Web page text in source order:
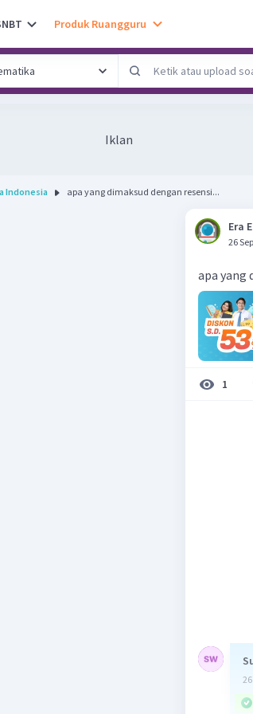
Produk Ruangguru
Iklan
Indonesia apa yang dimaksud dengan resensi...
Era E
26
apa yang
1